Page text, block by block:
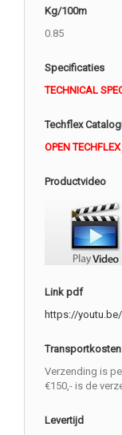
Kg/100m
0.85
Specificaties
TECHNICAL
Techflex
OPEN
Productvideo
Link pdf
https://
Transportkosten
Verzending is
€150,- is de
Levertijd